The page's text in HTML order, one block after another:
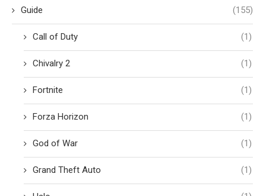
Guide (155)
Call of Duty (1)
Chivalry 2 (1)
Fortnite (1)
Forza Horizon (1)
God of War (1)
Grand Theft Auto (1)